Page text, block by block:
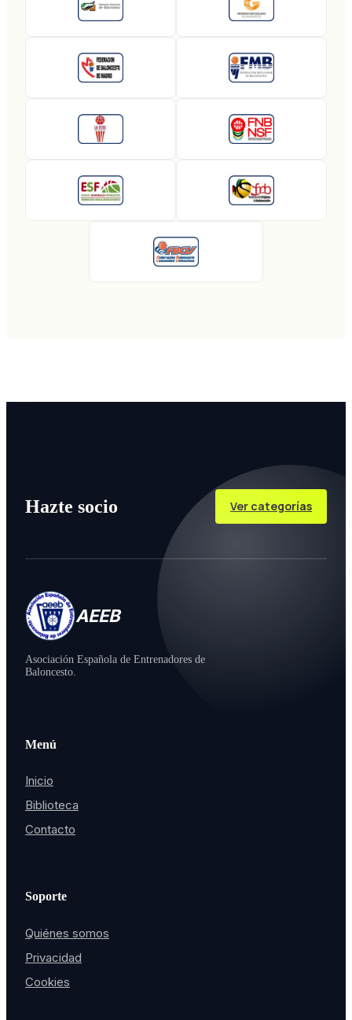
Hazte socio Ver categorías
AEEB
Asociación Española de Entrenadores de
Baloncesto.
Menú
Inicio
Biblioteca
Contacto
Soporte
Quiénes somos
Privacidad
Cookies